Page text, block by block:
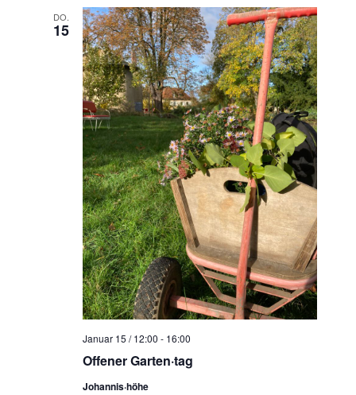
DO.
15
Offener Garten·tag
Januar 15 / 12:00 - 16:00
Johannis·höhe